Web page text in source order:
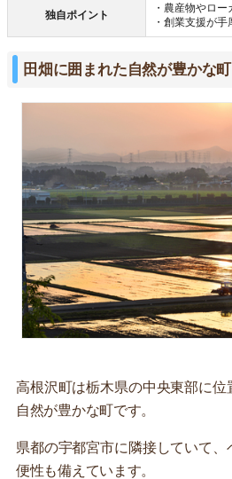
独自ポイント
・農産物やロ
・創業支援が手
田畑に囲まれた自然が豊かな町
高根沢町は栃木県の中央東部に位
自然が豊かな町です。
県都の宇都宮市に隣接していて、
便性も備えています。